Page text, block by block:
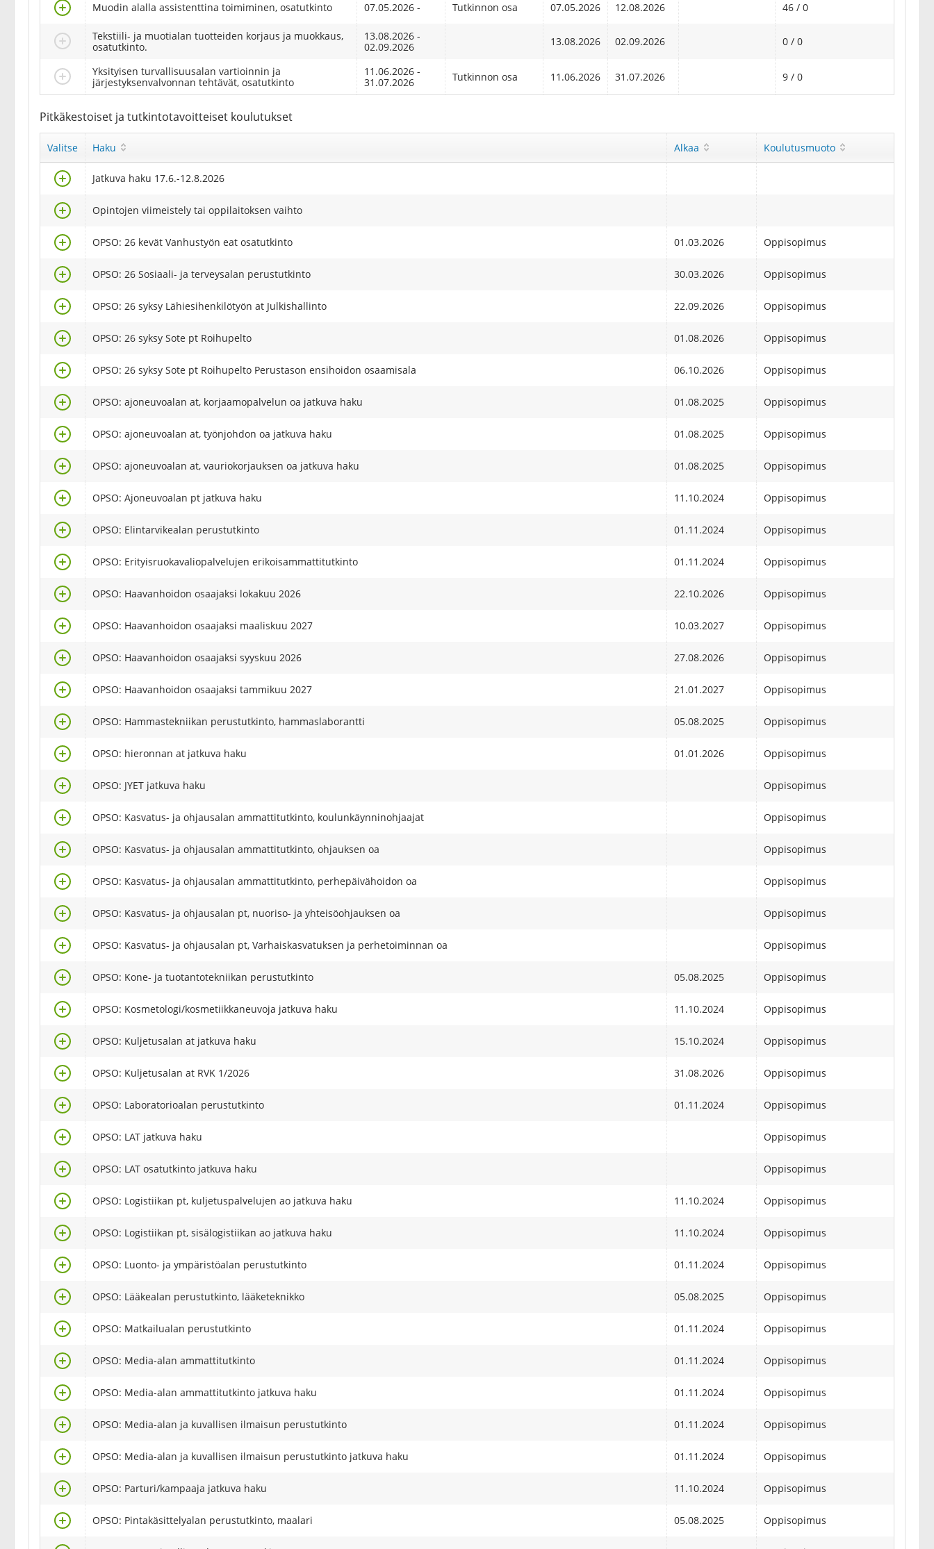
ValitseMuodin alalla assistenttina toimiminen, osatutkinto 07.05.2026 - Tutkinnon osa 07.05.2026 12.08.2026 46 / 0
ValitseTekstiili- ja muotialan tuotteiden korjaus ja muokkaus,
osatutkinto.
13.08.2026 -
02.09.2026
13.08.2026 02.09.2026 0 / 0
ValitseYksityisen turvallisuusalan vartioinnin ja
järjestyksenvalvonnan tehtävät, osatutkinto
11.06.2026 -
31.07.2026
Tutkinnon osa 11.06.2026 31.07.2026 9 / 0
Pitkäkestoiset ja tutkintotavoitteiset koulutukset
Valitse Haku Alkaa Koulutusmuoto
ValitseJatkuva haku 17.6.-12.8.2026
ValitseOpintojen viimeistely tai oppilaitoksen vaihto
ValitseOPSO: 26 kevät Vanhustyön eat osatutkinto 01.03.2026 Oppisopimus
ValitseOPSO: 26 Sosiaali- ja terveysalan perustutkinto 30.03.2026 Oppisopimus
ValitseOPSO: 26 syksy Lähiesihenkilötyön at Julkishallinto 22.09.2026 Oppisopimus
ValitseOPSO: 26 syksy Sote pt Roihupelto 01.08.2026 Oppisopimus
ValitseOPSO: 26 syksy Sote pt Roihupelto Perustason ensihoidon osaamisala 06.10.2026 Oppisopimus
ValitseOPSO: ajoneuvoalan at, korjaamopalvelun oa jatkuva haku 01.08.2025 Oppisopimus
ValitseOPSO: ajoneuvoalan at, työnjohdon oa jatkuva haku 01.08.2025 Oppisopimus
ValitseOPSO: ajoneuvoalan at, vauriokorjauksen oa jatkuva haku 01.08.2025 Oppisopimus
ValitseOPSO: Ajoneuvoalan pt jatkuva haku 11.10.2024 Oppisopimus
ValitseOPSO: Elintarvikealan perustutkinto 01.11.2024 Oppisopimus
ValitseOPSO: Erityisruokavaliopalvelujen erikoisammattitutkinto 01.11.2024 Oppisopimus
ValitseOPSO: Haavanhoidon osaajaksi lokakuu 2026 22.10.2026 Oppisopimus
ValitseOPSO: Haavanhoidon osaajaksi maaliskuu 2027 10.03.2027 Oppisopimus
ValitseOPSO: Haavanhoidon osaajaksi syyskuu 2026 27.08.2026 Oppisopimus
ValitseOPSO: Haavanhoidon osaajaksi tammikuu 2027 21.01.2027 Oppisopimus
ValitseOPSO: Hammastekniikan perustutkinto, hammaslaborantti 05.08.2025 Oppisopimus
ValitseOPSO: hieronnan at jatkuva haku 01.01.2026 Oppisopimus
ValitseOPSO: JYET jatkuva haku Oppisopimus
ValitseOPSO: Kasvatus- ja ohjausalan ammattitutkinto, koulunkäynninohjaajat Oppisopimus
ValitseOPSO: Kasvatus- ja ohjausalan ammattitutkinto, ohjauksen oa Oppisopimus
ValitseOPSO: Kasvatus- ja ohjausalan ammattitutkinto, perhepäivähoidon oa Oppisopimus
ValitseOPSO: Kasvatus- ja ohjausalan pt, nuoriso- ja yhteisöohjauksen oa Oppisopimus
ValitseOPSO: Kasvatus- ja ohjausalan pt, Varhaiskasvatuksen ja perhetoiminnan oa Oppisopimus
ValitseOPSO: Kone- ja tuotantotekniikan perustutkinto 05.08.2025 Oppisopimus
ValitseOPSO: Kosmetologi/kosmetiikkaneuvoja jatkuva haku 11.10.2024 Oppisopimus
ValitseOPSO: Kuljetusalan at jatkuva haku 15.10.2024 Oppisopimus
ValitseOPSO: Kuljetusalan at RVK 1/2026 31.08.2026 Oppisopimus
ValitseOPSO: Laboratorioalan perustutkinto 01.11.2024 Oppisopimus
ValitseOPSO: LAT jatkuva haku Oppisopimus
ValitseOPSO: LAT osatutkinto jatkuva haku Oppisopimus
ValitseOPSO: Logistiikan pt, kuljetuspalvelujen ao jatkuva haku 11.10.2024 Oppisopimus
ValitseOPSO: Logistiikan pt, sisälogistiikan ao jatkuva haku 11.10.2024 Oppisopimus
ValitseOPSO: Luonto- ja ympäristöalan perustutkinto 01.11.2024 Oppisopimus
ValitseOPSO: Lääkealan perustutkinto, lääketeknikko 05.08.2025 Oppisopimus
ValitseOPSO: Matkailualan perustutkinto 01.11.2024 Oppisopimus
ValitseOPSO: Media-alan ammattitutkinto 01.11.2024 Oppisopimus
ValitseOPSO: Media-alan ammattitutkinto jatkuva haku 01.11.2024 Oppisopimus
ValitseOPSO: Media-alan ja kuvallisen ilmaisun perustutkinto 01.11.2024 Oppisopimus
ValitseOPSO: Media-alan ja kuvallisen ilmaisun perustutkinto jatkuva haku 01.11.2024 Oppisopimus
ValitseOPSO: Parturi/kampaaja jatkuva haku 11.10.2024 Oppisopimus
ValitseOPSO: Pintakäsittelyalan perustutkinto, maalari 05.08.2025 Oppisopimus